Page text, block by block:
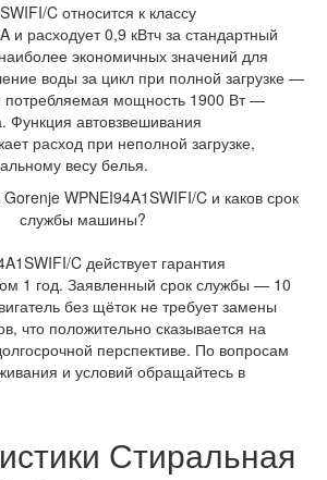
C относится к классу
и расходует 0,9 кВтч за стандартный
экономичных значений для
воды за цикл при полной загрузке —
мощность 1900 Вт —
Функция автовзвешивания
расход при неполной загрузке,
весу белья.
WPNEI94A1SWIFI/C и каков срок
службы машины?
C действует гарантия
1 год. Заявленный срок службы — 10
без щёток не требует замены
что положительно сказывается на
перспективе. По вопросам
и условий обращайтесь в
Стиральная